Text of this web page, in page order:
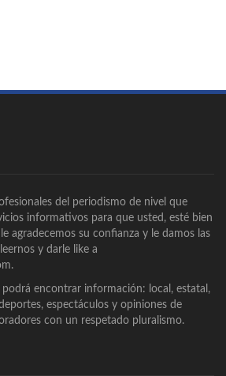
del periodismo de nivel que
informativos para que usted, esté bien
agradecemos su confianza y le damos las
y darle like a
encontrar información: local, estatal,
espectáculos y opiniones de
con un respetado pluralismo.